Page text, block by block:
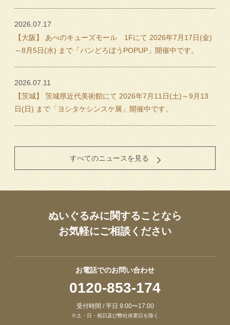
2026.07.17
【大阪】 あべのキューズモール 1Fにて 2026年7月17日(金)
～8月5日(水) まで「パンどろぼうPOPUP」開催中です。
2026.07.11
【茨城】 茨城県近代美術館にて 2026年7月11日(土)～9月13
日(日) まで「ヨシタケシンスケ展」開催中です。
すべてのニュースを見る
ぬいぐるみに関することなら
お気軽にご相談ください
お電話でのお問い合わせ
0120-853-174
受付時間 / 平日 9:00〜17:00
※土・日・祝日及び弊社休業日を除く